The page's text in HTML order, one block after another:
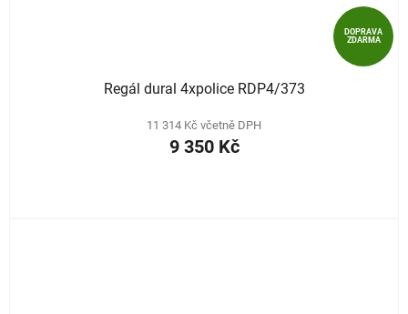
DOPRAVA
ZDARMA
Regál dural 4xpolice RDP4/373
11 314 Kč včetně DPH
9 350 Kč